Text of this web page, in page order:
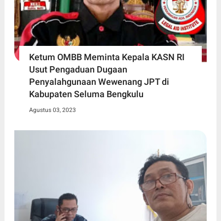
Ketum OMBB Meminta Kepala KASN RI
Usut Pengaduan Dugaan
Penyalahgunaan Wewenang JPT di
Kabupaten Seluma Bengkulu
Agustus 03, 2023